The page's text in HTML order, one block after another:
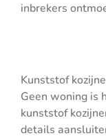
inbrekers
Kunststof
Geen woning is
kunststof
details